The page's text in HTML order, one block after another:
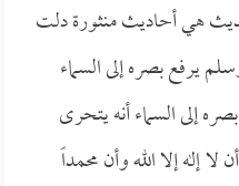
هي أحاديث منثورة دلت
يرفع بصره إلى السماء
إلى السماء أنه يتحرى
إله إلا الله وأن محمداً